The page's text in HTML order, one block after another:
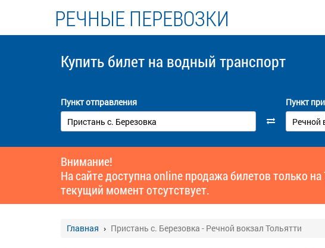
РЕЧНЫЕ ПЕРЕВОЗКИ
Купить билет на водный транспорт
Пункт отправления Пункт
Внимание!
На сайте доступна online продажа билетов только
текущий момент отсутствует.
Главная Пристань c. Березовка - Речной вокзал Тольятти